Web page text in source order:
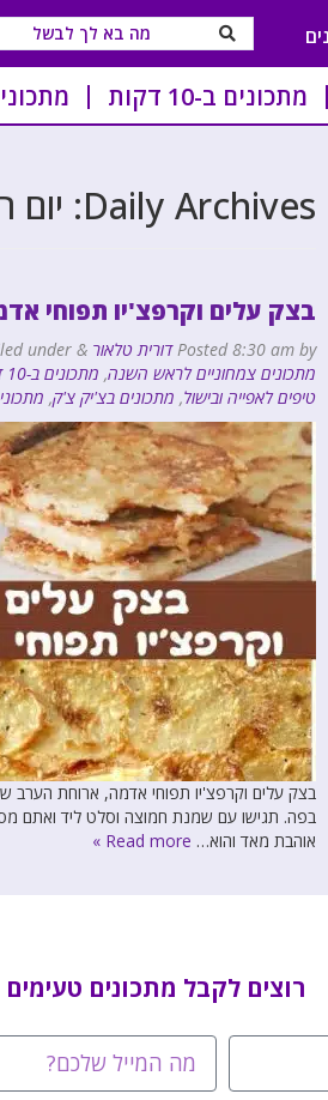
מתכונים ב-10 דקות
Daily Archives: יום
בצק עלים וקרפצ'יו תפוחי
Posted8:30 am by דורית טלאור &
מתכונים צמחוניים לראש השנה, מתכונים ב-10 דקות
טיפים לאפייה ובישול, מתכונים בצ'יק צ'ק,
בצק עלים וקרפצ'יו תפוחי אדמה, ארוחת הערב
בפה. תגישו עם שמנת חמוצה וסלט ליד ואתם
אוהבת מאד והוא… Read more »
רוצים לקבל מתכונים טעימים